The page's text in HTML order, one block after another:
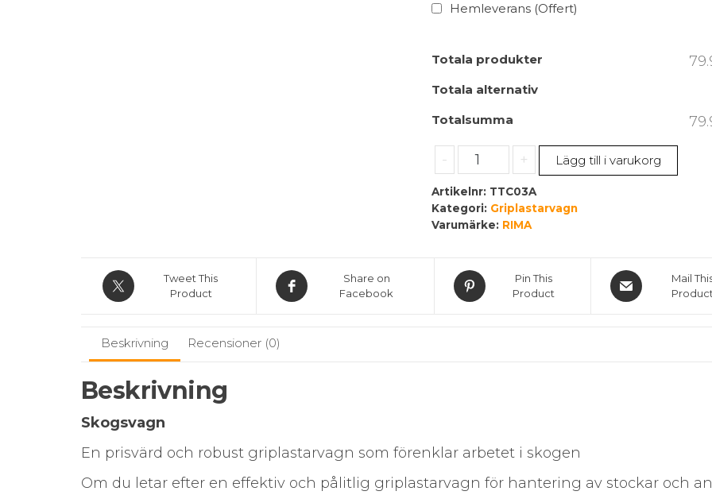
Hemleverans (Offert)
Totala produkter
Totala alternativ
Totalsumma
-
Skogsvagn
mängd
+ Lägg till i varukorg
Artikelnr: TTC03A
Kategori: Griplastarvagn
Varumärke: RIMA
Tweet This
Product
Share on
Facebook
Pin This
Product
Mail
Beskrivning Recensioner (0)
Beskrivning
Skogsvagn
En prisvärd och robust griplastarvagn som förenklar arbetet i skogen
Om du letar efter en effektiv och pålitlig griplastarvagn för hantering av stockar och